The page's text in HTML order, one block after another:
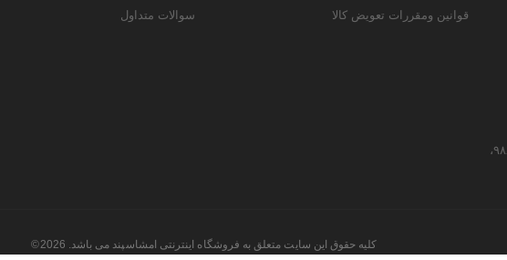
تهران، خیابان انقلاب، بین ولیعصر و حافظ، پلاک ۹۸۸،
قوانین ومقررات تعویض کالا
سوالات متداول
کلیه حقوق این سایت متعلق به فروشگاه اینترنتی امشاسپند می باشد. 2026©